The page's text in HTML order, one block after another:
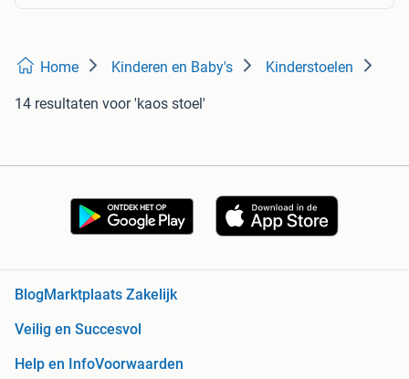
Home Kinderen en Baby's Kinderstoelen
14 resultaten voor 'kaos stoel'
BlogMarktplaats Zakelijk
Veilig en Succesvol
Help en InfoVoorwaarden